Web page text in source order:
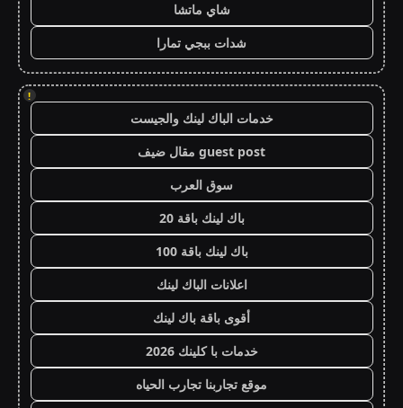
شاي ماتشا
شدات ببجي تمارا
!
خدمات الباك لينك والجيست
guest post مقال ضيف
سوق العرب
باك لينك باقة 20
باك لينك باقة 100
اعلانات الباك لينك
أقوى باقة باك لينك
خدمات با كلينك 2026
موقع تجاربنا تجارب الحياه